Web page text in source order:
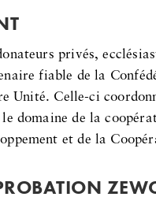
privés,
fiable de la
Unité. Celle-ci
domaine de la
et de la